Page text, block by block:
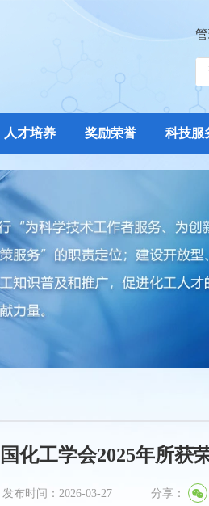
人才培养 奖励荣誉 科技服
化工学会2025年所获
发布时间：2026-03-27 分享：